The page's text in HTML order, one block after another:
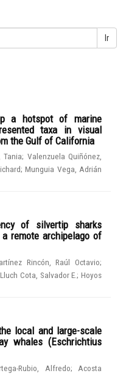
Ir
a hotspot of marine
taxa in visual
the Gulf of California
Tania; Valenzuela Quiñónez,
;Munguia Vega, Adrián
of silvertip sharks
remote archipelago of
Rincón, Raúl Octavio;
Lluch Cota, Salvador E.;Hoyos
local and large-scale
whales (Eschrichtius
Rubio, Alfredo; Acosta